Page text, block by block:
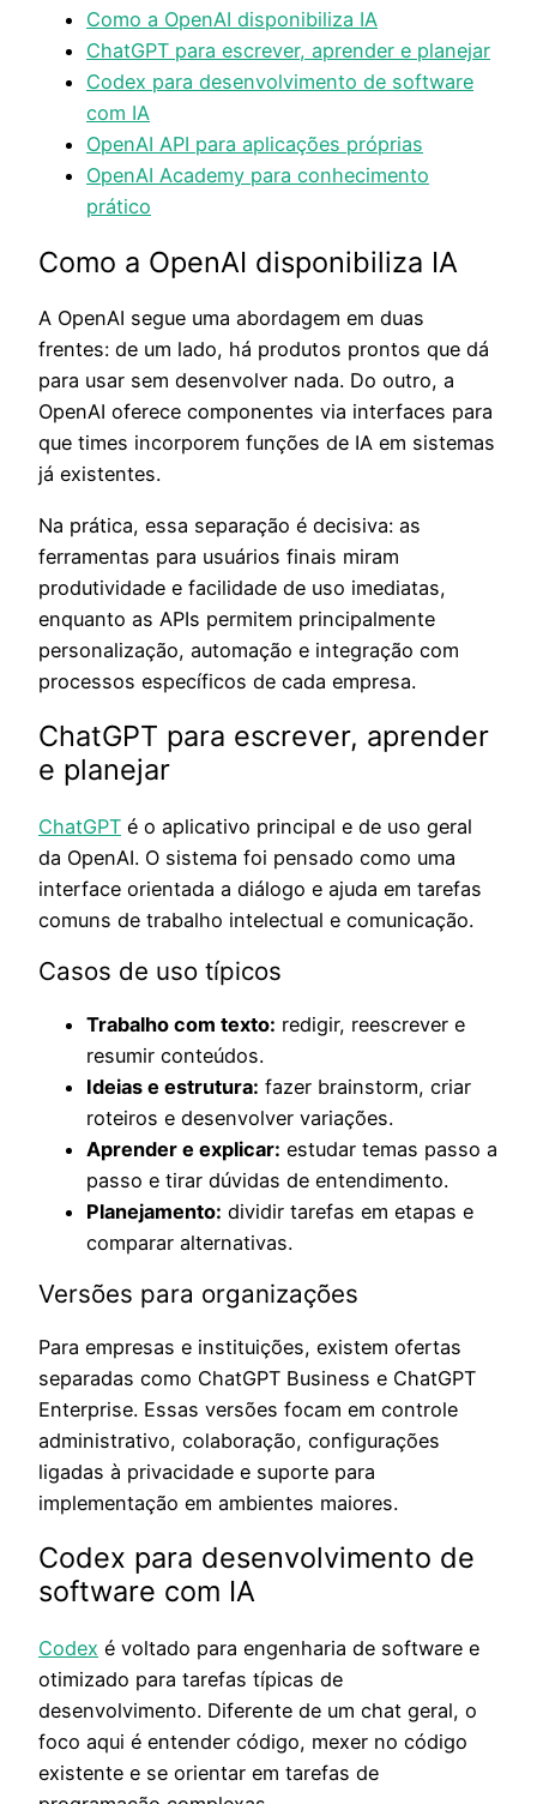
Como a OpenAI disponibiliza IA
ChatGPT para escrever, aprender e planejar
Codex para desenvolvimento de software
com IA
OpenAI API para aplicações próprias
OpenAI Academy para conhecimento
prático
Como a OpenAI disponibiliza IA
A OpenAI segue uma abordagem em duas
frentes: de um lado, há produtos prontos que dá
para usar sem desenvolver nada. Do outro, a
OpenAI oferece componentes via interfaces para
que times incorporem funções de IA em sistemas
já existentes.
Na prática, essa separação é decisiva: as
ferramentas para usuários finais miram
produtividade e facilidade de uso imediatas,
enquanto as APIs permitem principalmente
personalização, automação e integração com
processos específicos de cada empresa.
ChatGPT para escrever, aprender
e planejar
ChatGPT é o aplicativo principal e de uso geral
da OpenAI. O sistema foi pensado como uma
interface orientada a diálogo e ajuda em tarefas
comuns de trabalho intelectual e comunicação.
Casos de uso típicos
Trabalho com texto: redigir, reescrever e
resumir conteúdos.
Ideias e estrutura: fazer brainstorm, criar
roteiros e desenvolver variações.
Aprender e explicar: estudar temas passo a
passo e tirar dúvidas de entendimento.
Planejamento: dividir tarefas em etapas e
comparar alternativas.
Versões para organizações
Para empresas e instituições, existem ofertas
separadas como ChatGPT Business e ChatGPT
Enterprise. Essas versões focam em controle
administrativo, colaboração, configurações
ligadas à privacidade e suporte para
implementação em ambientes maiores.
Codex para desenvolvimento de
software com IA
Codex é voltado para engenharia de software e
otimizado para tarefas típicas de
desenvolvimento. Diferente de um chat geral, o
foco aqui é entender código, mexer no código
existente e se orientar em tarefas de